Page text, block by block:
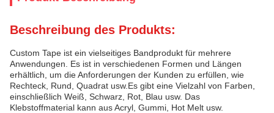
Beschreibung des Produkts:
Custom Tape ist ein vielseitiges Bandprodukt für mehrere
Anwendungen. Es ist in verschiedenen Formen und Längen
erhältlich, um die Anforderungen der Kunden zu erfüllen, wie
Rechteck, Rund, Quadrat usw.Es gibt eine Vielzahl von Farben,
einschließlich Weiß, Schwarz, Rot, Blau usw. Das
Klebstoffmaterial kann aus Acryl, Gummi, Hot Melt usw.